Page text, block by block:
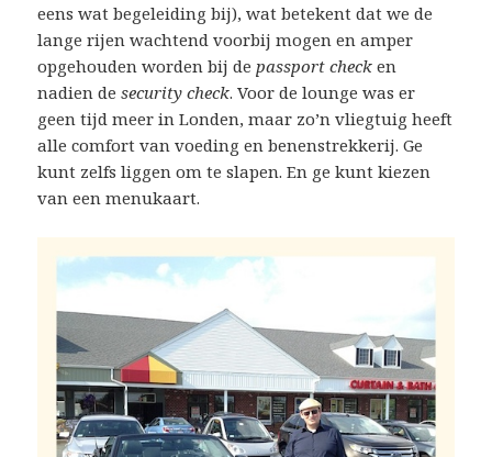
eens wat begeleiding bij), wat betekent dat we de
lange rijen wachtend voorbij mogen en amper
opgehouden worden bij depassport check en
nadien desecurity check. Voor de lounge was er
geen tijd meer in Londen, maar zo’n vliegtuig heeft
alle comfort van voeding en benenstrekkerij. Ge
kunt zelfs liggen om te slapen. En ge kunt kiezen
van een menukaart.